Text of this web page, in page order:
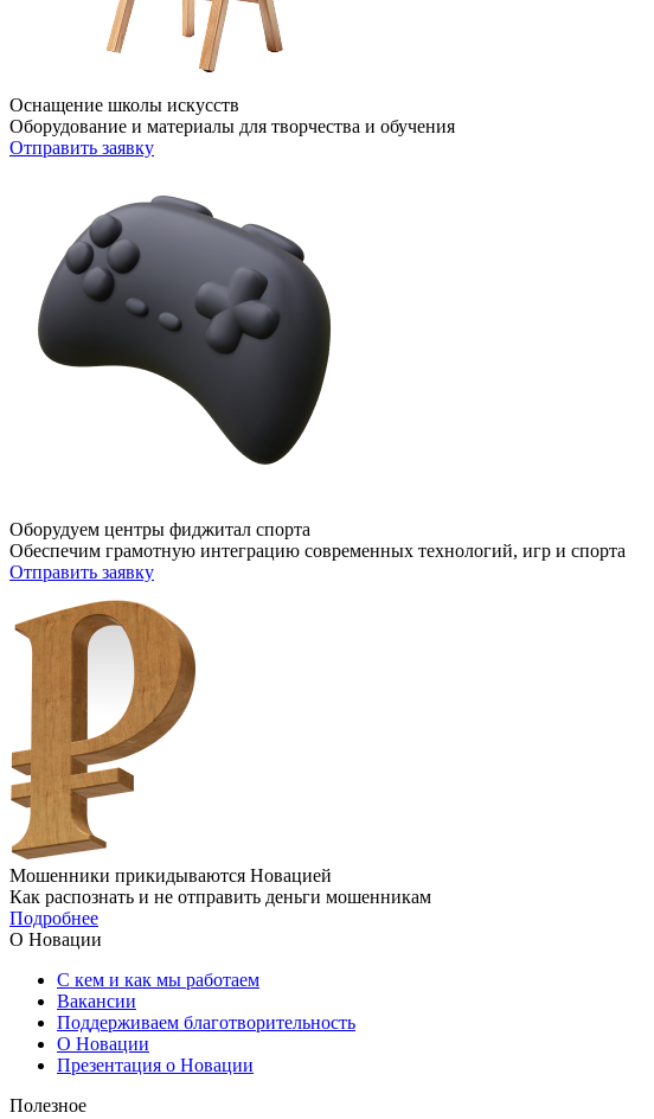
Оснащение школы искусств
Оборудование и материалы для творчества и обучения
Отправить заявку
Оборудуем центры фиджитал спорта
Обеспечим грамотную интеграцию современных технологий, игр и спорта
Отправить заявку
Мошенники прикидываются Новацией
Как распознать и не отправить деньги мошенникам
Подробнее
О Новации
С кем и как мы работаем
Вакансии
Поддерживаем благотворительность
О Новации
Презентация о Новации
Полезное